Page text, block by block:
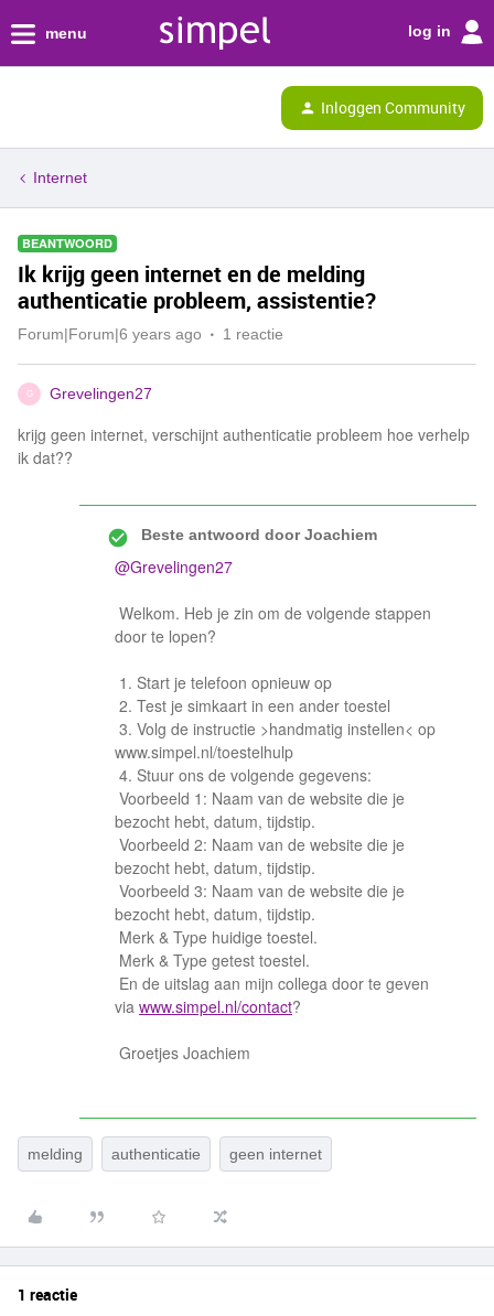
menu log in
Inloggen Community
Internet
BEANTWOORD
Ik krijg geen internet en de melding
authenticatie probleem, assistentie?
Forum|Forum|6 years ago 1 reactie
G Grevelingen27
krijg geen internet, verschijnt authenticatie probleem hoe verhelp
ik dat??
Beste antwoord doorJoachiem
@Grevelingen27
Welkom. Heb je zin om de volgende stappen
door te lopen?
1. Start je telefoon opnieuw op
2. Test je simkaart in een ander toestel
3. Volg de instructie >handmatig instellen< op
www.simpel.nl/toestelhulp
4. Stuur ons de volgende gegevens:
Voorbeeld 1: Naam van de website die je
bezocht hebt, datum, tijdstip.
Voorbeeld 2: Naam van de website die je
bezocht hebt, datum, tijdstip.
Voorbeeld 3: Naam van de website die je
bezocht hebt, datum, tijdstip.
Merk & Type huidige toestel.
Merk & Type getest toestel.
En de uitslag aan mijn collega door te geven
via www.simpel.nl/contact?
Groetjes Joachiem
melding authenticatie geen internet
1 reactie